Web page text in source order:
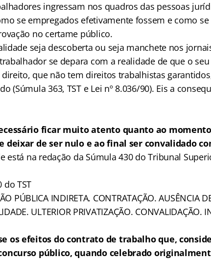
ingressam nos quadros das pessoas
se empregados efetivamente fossem e como
no certame público.
seja descoberta ou seja manchete nos
se depara com a realidade de que o
que não tem direitos trabalhistas
(Súmula 363, TST e Lei nº 8.036/90). Eis a
ficar muito atento quanto ao
deixar de ser nulo e ao final ser convalidado
está na redação da Súmula 430 do Tribunal
do TST
PÚBLICA INDIRETA. CONTRATAÇÃO. AUSÊNCIA
ULTERIOR PRIVATIZAÇÃO. CONVALIDAÇÃO.
os efeitos do contrato de trabalho que,
público, quando celebrado